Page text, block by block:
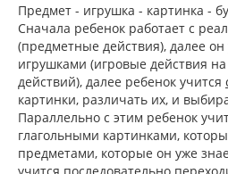
Предмет - игрушка - картинка -
Сначала ребенок работает с
(предметные действия), далее он
игрушками (игровые действия
действий), далее ребенок учится
картинки, различать их, и
Параллельно с этим ребенок
глагольными картинками,
предметами, которые он уже